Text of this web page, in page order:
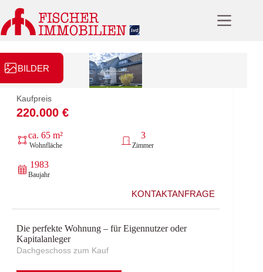
Inhalt
springen
BILDER
Kaufpreis
220.000 €
ca. 65 m²
Wohnfläche
3
Zimmer
1983
Baujahr
KONTAKTANFRAGE
Die perfekte Wohnung – für Eigennutzer oder
Kapitalanleger
Dachgeschoss zum Kauf